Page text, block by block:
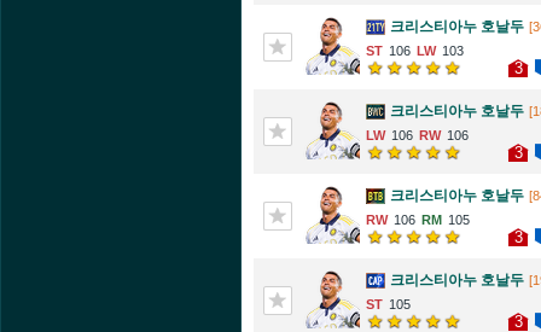
크리스티아누 호날두
106
103
3
크리스티아누 호날두
106
106
3
크리스티아누 호날두
106
105
3
크리스티아누 호날두
105
3